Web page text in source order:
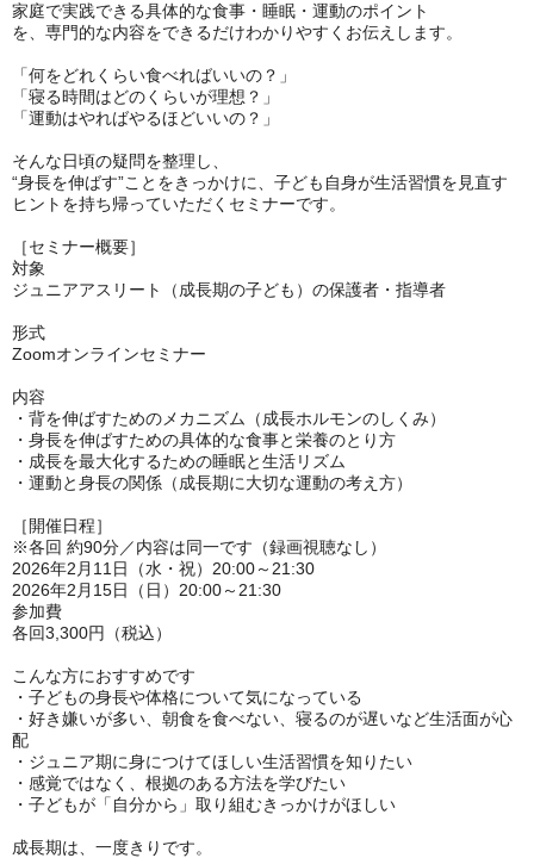
家庭で実践できる具体的な食事・睡眠・運動のポイント
を、専門的な内容をできるだけわかりやすくお伝えします。
「何をどれくらい食べればいいの？」
「寝る時間はどのくらいが理想？」
「運動はやればやるほどいいの？」
そんな日頃の疑問を整理し、
“身長を伸ばす”ことをきっかけに、子ども自身が生活習慣を見直す
ヒントを持ち帰っていただくセミナーです。
［セミナー概要］
対象
ジュニアアスリート（成長期の子ども）の保護者・指導者
形式
Zoomオンラインセミナー
内容
・背を伸ばすためのメカニズム（成長ホルモンのしくみ）
・身長を伸ばすための具体的な食事と栄養のとり方
・成長を最大化するための睡眠と生活リズム
・運動と身長の関係（成長期に大切な運動の考え方）
［開催日程］
※各回 約90分／内容は同一です（録画視聴なし）
2026年2 月 11 日（水・祝） 20:00～ 21:30
2026年2 月 15日（日） 20:00～ 21:30
参加費
各回3,300円（税込）
こんな方におすすめです
・子どもの身長や体格について気になっている
・好き嫌いが多い、朝食を食べない、寝るのが遅いなど生活面が心
配
・ジュニア期に身につけてほしい生活習慣を知りたい
・感覚ではなく、根拠のある方法を学びたい
・子どもが「自分から」取り組むきっかけがほしい
成長期は、一度きりです。